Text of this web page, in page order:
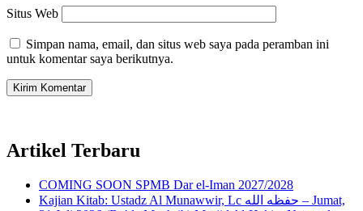
Situs Web
Simpan nama, email, dan situs web saya pada peramban ini
untuk komentar saya berikutnya.
Artikel Terbaru
COMING SOON SPMB Dar el-Iman 2027/2028
Kajian Kitab: Ustadz Al Munawwir, Lc حفظه الله – Jumat,